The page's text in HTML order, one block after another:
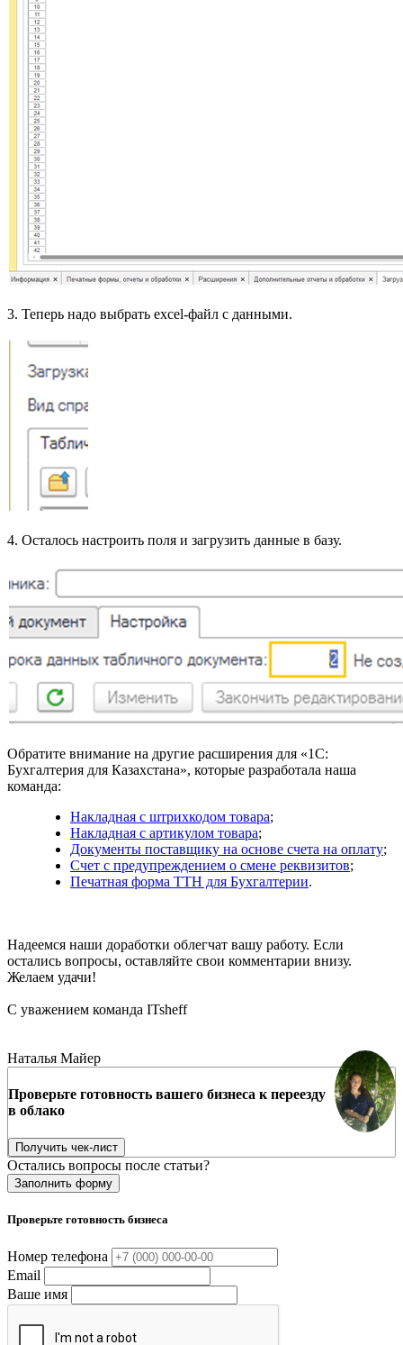
3. Теперь надо выбрать excel-файл с данными.
4. Осталось настроить поля и загрузить данные в базу.
Обратите внимание на другие расширения для «1С:
Бухгалтерия для Казахстана», которые разработала наша
команда:
Накладная с штрихкодом товара;
Накладная с артикулом товара;
Документы поставщику на основе счета на оплату;
Счет с предупреждением о смене реквизитов;
Печатная форма ТТН для Бухгалтерии.
Надеемся наши доработки облегчат вашу работу. Если
остались вопросы, оставляйте свои комментарии внизу.
Желаем удачи!
С уважением команда ITsheff
Наталья Майер
Проверьте готовность вашего бизнеса к переезду
в облако
Получить чек-лист
Остались вопросы после статьи?
Заполнить форму
Проверьте готовность бизнеса
Номер телефона
Email
Ваше имя